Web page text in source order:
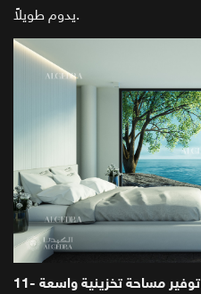
يدوم طويلاً.
11- توفير مساحة تخزينية واسعة